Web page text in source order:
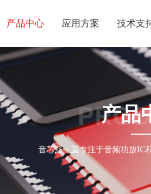
产品中心 应用方案 技术支
产品
音芯派一直专注于音频功放IC